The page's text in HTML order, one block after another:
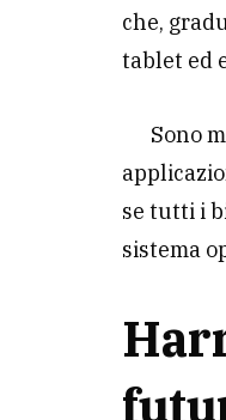
che,
tablet ed
Sono
se tutti i
sistema